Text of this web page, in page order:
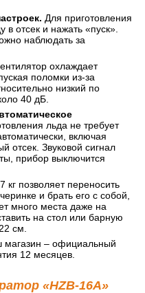
Для приготовления
в отсек и нажать «пуск».
наблюдать за
охлаждает
поломки из-за
низкий по
40 дБ.
льда не требует
включая
отсек. Звуковой сигнал
прибор выключится
кг позволяет переносить
и брать его с собой,
много места даже на
на стол или барную
см.
магазин – официальный
12 месяцев.
«HZB-16A»